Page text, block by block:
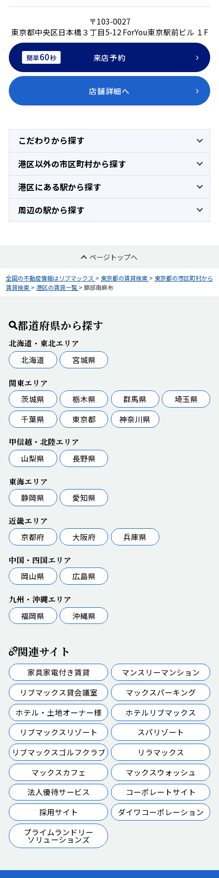
〒103-0027
東京都中央区日本橋３丁目5-12 ForYou東京駅前ビル １F
簡単60秒 来店予約
店舗詳細へ
こだわりから探す
港区以外の市区町村から探す
港区にある駅から探す
周辺の駅から探す
ページトップへ
全国の不動産情報はリブマックス > 東京都の賃貸検索 > 東京都の市区町村から
賃貸検索 > 港区の賃貸一覧 > 錦邸南麻布
都道府県から探す
北海道・東北エリア
北海道
宮城県
関東エリア
茨城県
栃木県 群馬県
埼玉県
千葉県
東京都 神奈川県
甲信越・北陸エリア
山梨県
長野県
東海エリア
静岡県
愛知県
近畿エリア
京都府
大阪府 兵庫県
中国・四国エリア
岡山県
広島県
九州・沖縄エリア
福岡県
沖縄県
関連サイト
家具家電付き賃貸
マンスリーマンション
リブマックス貸会議室
マックスパーキング
ホテル・土地オーナー様
ホテルリブマックス
リブマックスリゾート
スパリゾート
リブマックスゴルフクラブ
リラマックス
マックスカフェ
マックスウォッシュ
法人優待サービス
コーポレートサイト
採用サイト
ダイワコーポレーション
プライムランドリー
ソリューションズ